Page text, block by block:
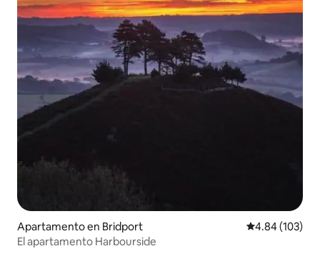
Apartamento en Bridport Calificación
4.84 (103)
El apartamento Harbourside